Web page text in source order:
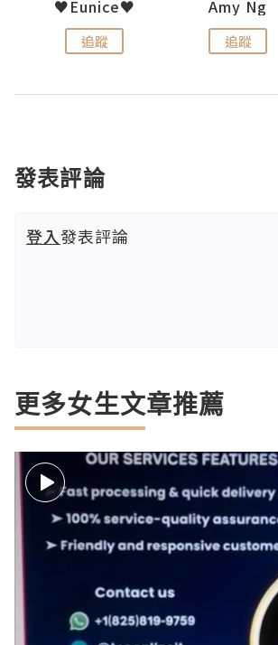
♥Eunice♥
追蹤
Amy Ng
追蹤
發表評論
登入發表評論
更多女生文章推薦